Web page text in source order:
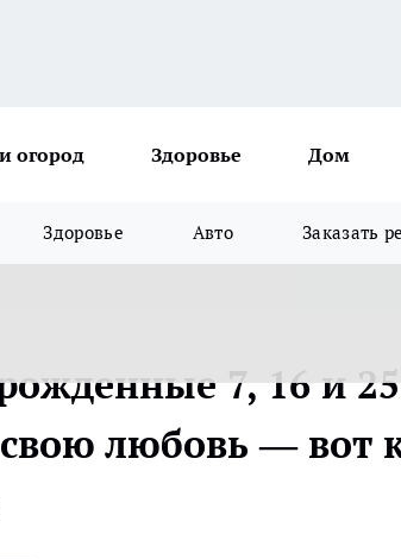
огород Здоровье Дом
Здоровье Авто Заказать
7, 16 и 25
любовь — вот